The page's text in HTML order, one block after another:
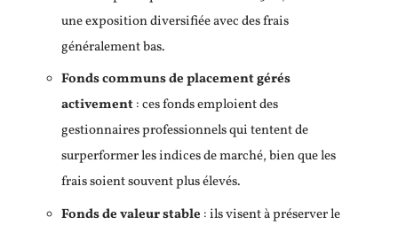
une exposition diversifiée avec des frais
généralement bas.
Fonds communs de placement gérés
activement: ces fonds emploient des
gestionnaires professionnels qui tentent de
surperformer les indices de marché, bien que les
frais soient souvent plus élevés.
Fonds de valeur stable : ils visent à préserver le